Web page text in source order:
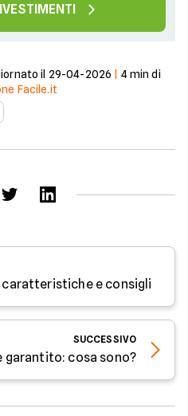
il 29-04-2026 4min di
Facile.it
caratteristiche e consigli
SUCCESSIVO
garantito: cosa sono?